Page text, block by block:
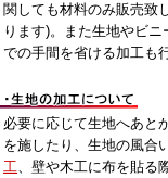
関しても材料のみ販売致
ります)。また生地やビ
での手間を省ける加工も
必要に応じて生地へあと
を施したり、生地の風合
工、壁や木工に布を貼る